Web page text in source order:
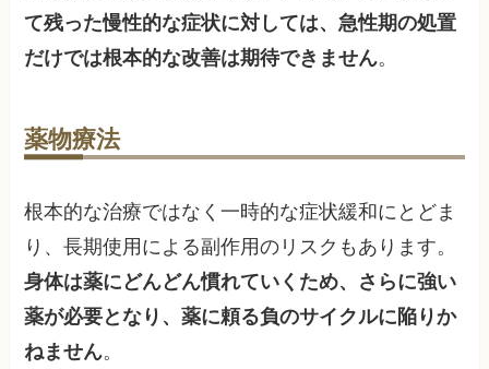
て残った慢性的な症状に対しては、急性期の処置
だけでは根本的な改善は期待できません。
薬物療法
根本的な治療ではなく一時的な症状緩和にとどま
り、長期使用による副作用のリスクもあります。
身体は薬にどんどん慣れていくため、さらに強い
薬が必要となり、薬に頼る負のサイクルに陥りか
ねません。